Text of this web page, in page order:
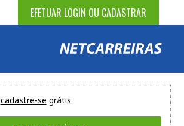
EFETUAR LOGIN OU CADASTRAR
cadastre-se grátis